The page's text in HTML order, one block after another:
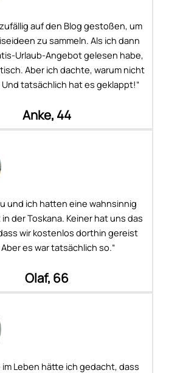
auf den Blog gestoßen, um
zu sammeln. Als ich dann
Urlaub-Angebot gelesen habe,
Aber ich dachte, warum nicht
tatsächlich hat es geklappt!“
Anke, 44
und ich hatten eine wahnsinnig
der Toskana. Keiner hat uns das
wir kostenlos dorthin gereist
es war tatsächlich so.“
Olaf, 66
im Leben hätte ich gedacht, dass